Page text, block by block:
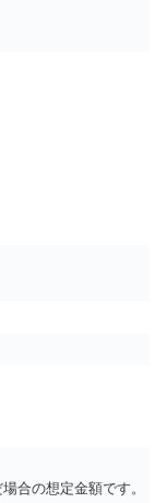
合の想定金額です。